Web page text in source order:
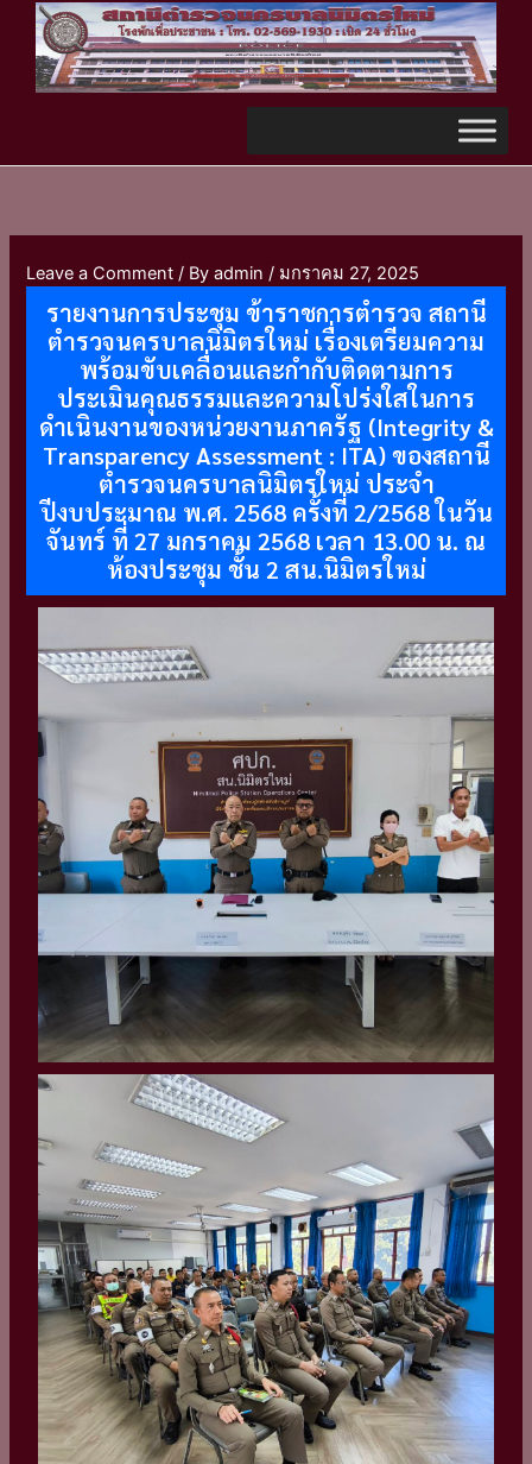
content
Leave a Comment / Byadmin/ มกราคม 27, 2025
รายงานการประชุม ข้าราชการตำรวจ สถานี
ตำรวจนครบาลนิมิตรใหม่ เรื่องเตรียมความ
พร้อมขับเคลื่อนและกำกับติดตามการ
ประเมินคุณธรรมและความโปร่งใสในการ
ดำเนินงานของหน่วยงานภาครัฐ (Integrity &
Transparency Assessment : ITA) ของสถานี
ตำรวจนครบาลนิมิตรใหม่ ประจำ
ปีงบประมาณ พ.ศ. 2568 ครั้งที่ 2/2568 ในวัน
จันทร์ ที่ 27 มกราคม 2568 เวลา 13.00 น. ณ
ห้องประชุม ชั้น 2 สน.นิมิตรใหม่
TikTok